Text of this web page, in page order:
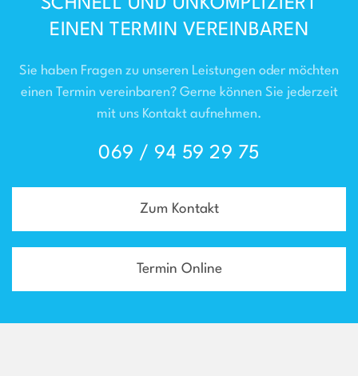
SCHNELL UND UNKOMPLIZIERT
EINEN TERMIN VEREINBAREN
Sie haben Fragen zu unseren Leistungen oder möchten
einen Termin vereinbaren? Gerne können Sie jederzeit
mit uns Kontakt aufnehmen.
069 / 94 59 29 75
Zum Kontakt
Termin Online